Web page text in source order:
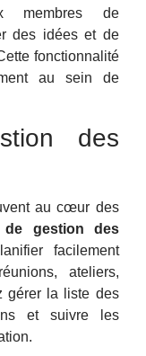
membres de
des idées et de
fonctionnalité
au sein de
des
au cœur des
de gestion des
facilement
ateliers,
gérer la liste des
et suivre les